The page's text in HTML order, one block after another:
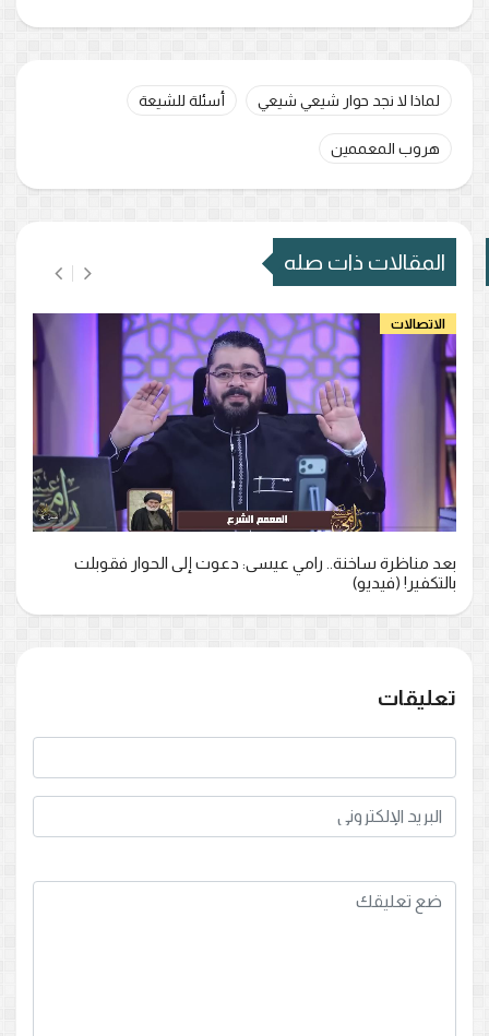
لماذا لا نجد حوار شيعي شيعي أسئلة للشيعة
هروب المعممين
المقالات ذات صله
الاتصالات
بعد مناظرة ساخنة.. رامي عيسى: دعوت إلى الحوار فقوبلت
بالتكفير! (فيديو)
تعليقات